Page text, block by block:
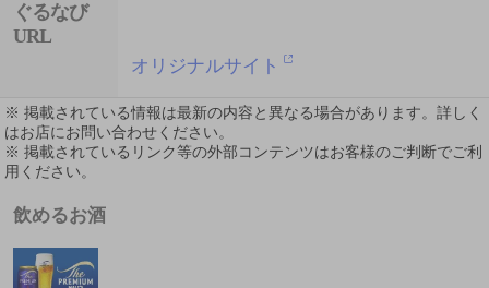
ぐるなび
URL
オリジナルサイト
※ 掲載されている情報は最新の内容と異なる場合があります。詳しく
はお店にお問い合わせください。
※ 掲載されているリンク等の外部コンテンツはお客様のご判断でご利
用ください。
飲めるお酒